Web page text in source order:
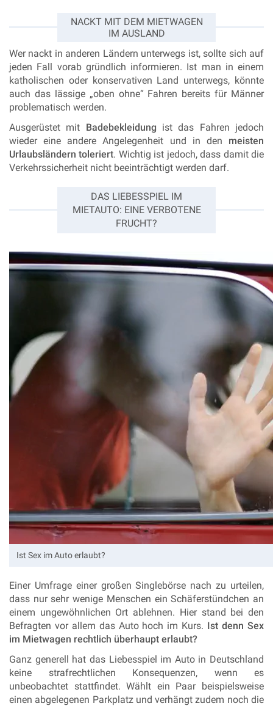
NACKT MIT DEM MIETWAGEN
IM AUSLAND
Wer nackt in anderen Ländern unterwegs ist, sollte sich auf
jeden Fall vorab gründlich informieren. Ist man in einem
katholischen oder konservativen Land unterwegs, könnte
auch das lässige „oben ohne“ Fahren bereits für Männer
problematisch werden.
Ausgerüstet mit Badebekleidung ist das Fahren jedoch
wieder eine andere Angelegenheit und in den meisten
Urlaubsländern toleriert. Wichtig ist jedoch, dass damit die
Verkehrssicherheit nicht beeinträchtigt werden darf.
DAS LIEBESSPIEL IM
MIETAUTO: EINE VERBOTENE
FRUCHT?
Ist Sex im Auto erlaubt?
Einer Umfrage einer großen Singlebörse nach zu urteilen,
dass nur sehr wenige Menschen ein Schäferstündchen an
einem ungewöhnlichen Ort ablehnen. Hier stand bei den
Befragten vor allem das Auto hoch im Kurs. Ist denn Sex
im Mietwagen rechtlich überhaupt erlaubt?
Ganz generell hat das Liebesspiel im Auto in Deutschland
keine strafrechtlichen Konsequenzen, wenn es
unbeobachtet stattfindet. Wählt ein Paar beispielsweise
einen abgelegenen Parkplatz und verhängt zudem noch die